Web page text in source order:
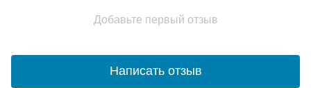
Добавьте первый отзыв
Написать отзыв